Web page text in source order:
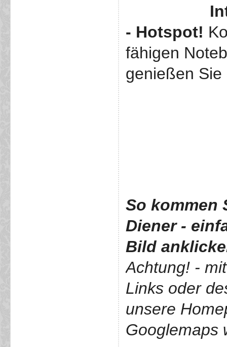
- Hotspot!
fähigen
genießen
So kommen
Diener -
Bild
Achtung! -
Links oder
unsere
Googlemaps